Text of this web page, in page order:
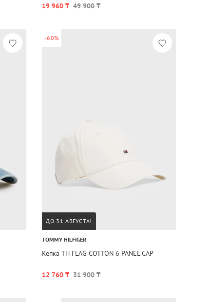
19 960 ₸ 49 900 ₸
-60%
ДО 31 АВГУСТА!
TOMMY HILFIGER
Кепка TH FLAG COTTON 6 PANEL CAP
12 760 ₸ 31 900 ₸